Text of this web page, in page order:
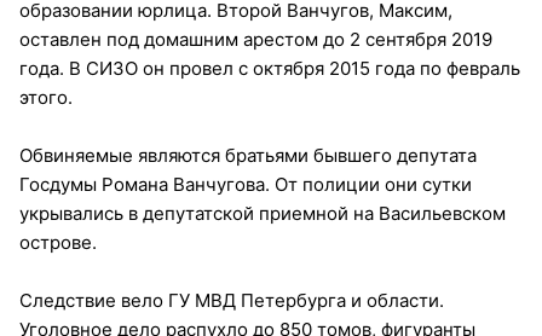
образовании юрлица. Второй Ванчугов, Максим,
оставлен под домашним арестом до 2 сентября 2019
года. В СИЗО он провел с октября 2015 года по февраль
этого.
Обвиняемые являются братьями бывшего депутата
Госдумы Романа Ванчугова. От полиции они сутки
укрывались в депутатской приемной на Васильевском
острове.
Следствие вело ГУ МВД Петербурга и области.
Уголовное дело распухло до 850 томов, фигуранты